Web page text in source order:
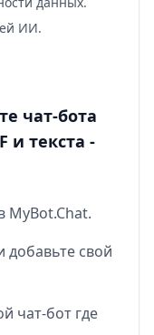
ИИ.
чат-бота
и текста -
MyBot.Chat.
добавьте свой
чат-бот где